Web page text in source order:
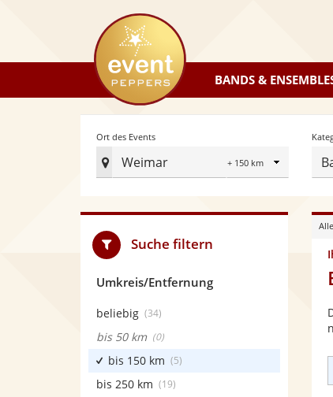
eventpeppers
BANDS &
Ort des Events
Weimar
Radius
Ort
Events
Suche filtern
Umkreis/Entfernung
beliebig (34)
bis 50 km (0)
bis 150 km (5)
bis 250 km (19)